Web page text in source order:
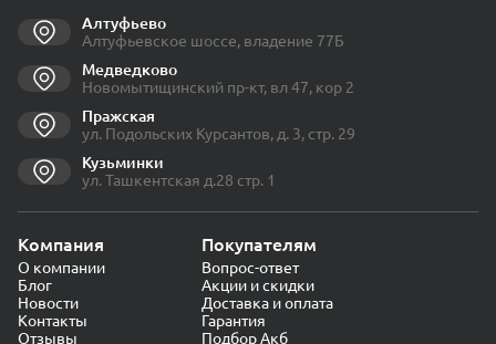
Алтуфьево
Алтуфьевское шоссе, владение 77Б
Медведково
Новомытищинский пр-кт, вл 47, кор 2
Пражская
ул. Подольских Курсантов, д. 3, стр. 29
Кузьминки
ул. Ташкентская д.28 стр. 1
Компания
О компании
Блог
Новости
Контакты
Отзывы
Покупателям
Вопрос-ответ
Акции и скидки
Доставка и оплата
Гарантия
Подбор Акб